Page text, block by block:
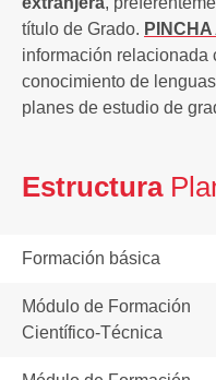
título de Grado. PINCHA
información relacionada
conocimiento de
planes de estudio de
Estructura
Formación básica
Módulo de Formación
Científico-Técnica